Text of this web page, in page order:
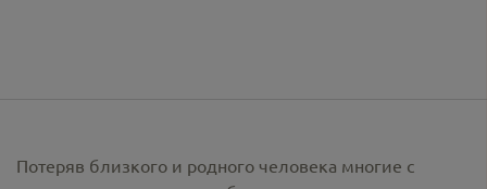
Потеряв близкого и родного человека многие с